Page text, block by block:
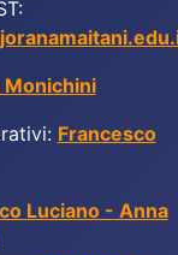
Monichini
Francesco
Luciano - Anna